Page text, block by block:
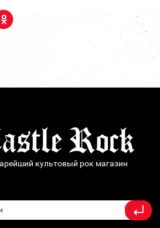
культовый рок магазин